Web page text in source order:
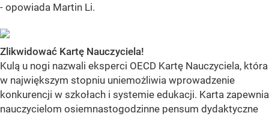
- opowiada Martin Li.
Zlikwidować Kartę Nauczyciela!
Kulą u nogi nazwali eksperci OECD Kartę Nauczyciela, która
w największym stopniu uniemożliwia wprowadzenie
konkurencji w szkołach i systemie edukacji. Karta zapewnia
nauczycielom osiemnastogodzinne pensum dydaktyczne